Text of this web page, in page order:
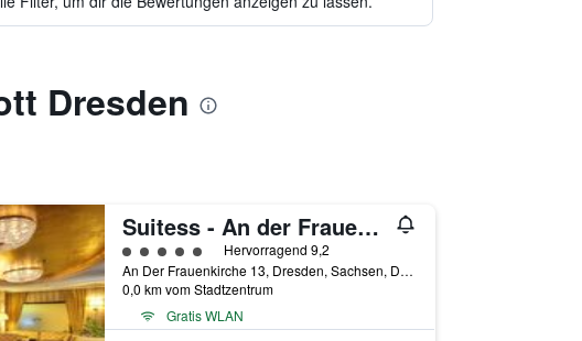
Dresden
Suitess - An der Frauenkirche
Bewertungskategorie 5
Hervorragend 9,2
An Der Frauenkirche 13, Dresden, Sachsen, Deutschland
0,0 km vom Stadtzentrum
Gratis WLAN